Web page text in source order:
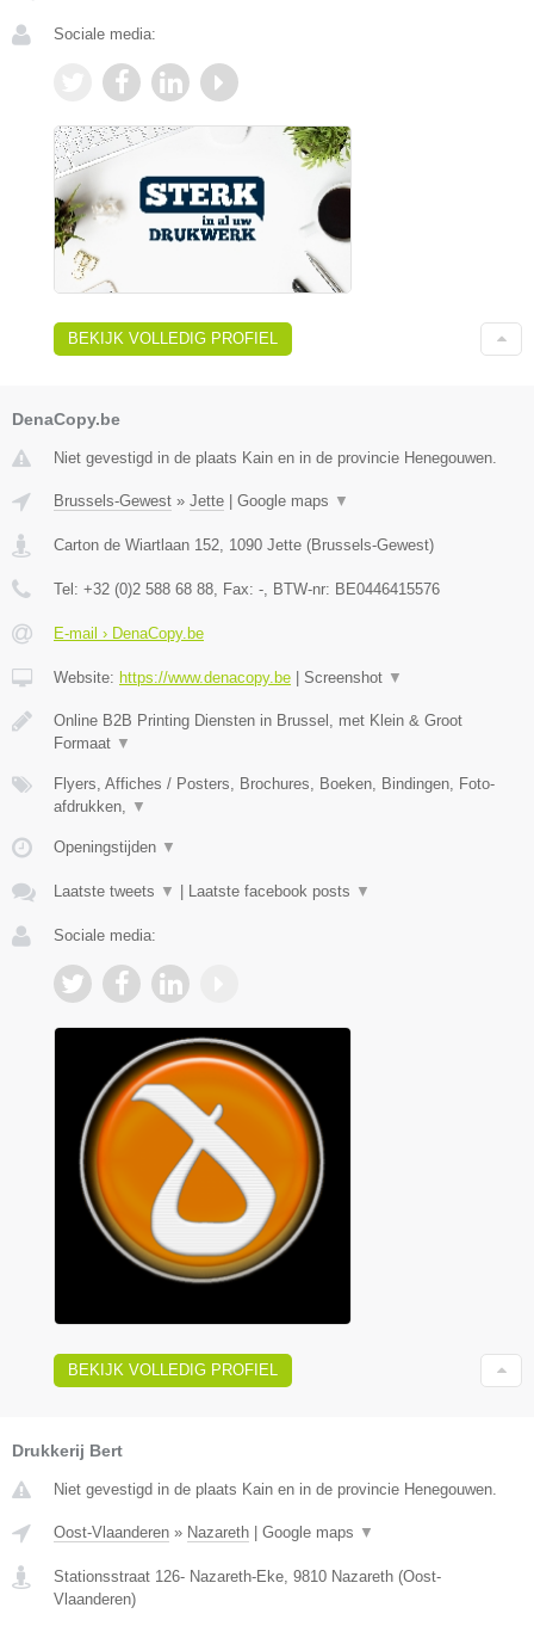
Sociale media:
BEKIJK VOLLEDIG PROFIEL
DenaCopy.be
Niet gevestigd in de plaats Kain en in de provincie Henegouwen.
Brussels-Gewest » Jette | Google maps ▼
Carton de Wiartlaan 152 1090 Jette (Brussels-Gewest)
Tel: +32 (0)2 588 68 88 , Fax: - , BTW-nr: BE0446415576
E-mail › DenaCopy.be
Website: https://www.denacopy.be | Screenshot ▼
Online B2B Printing Diensten in Brussel, met Klein & Groot
Formaat ▼
Flyers, Affiches / Posters, Brochures, Boeken, Bindingen, Foto-
afdrukken,
▼
Openingstijden ▼
Laatste tweets ▼ | Laatste facebook posts ▼
Sociale media:
BEKIJK VOLLEDIG PROFIEL
Drukkerij Bert
Niet gevestigd in de plaats Kain en in de provincie Henegouwen.
Oost-Vlaanderen » Nazareth | Google maps ▼
Stationsstraat 126- Nazareth-Eke 9810 Nazareth (Oost-
Vlaanderen)